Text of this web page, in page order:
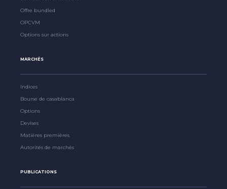
Offre bundled
OPCVM
Options sur actions
MARCHÉS
Indices
Bourse de casablanca
Options
Devises
Matières premières
Autorités de marchés
PUBLICATIONS